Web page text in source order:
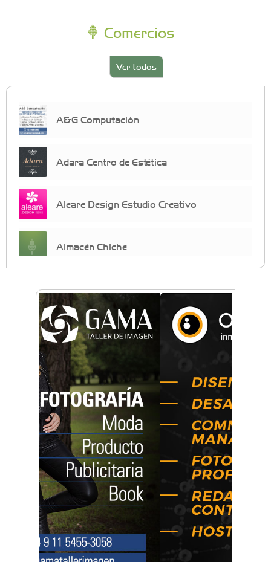
Comercios
Ver todos
A&G Computación
Adara Centro de Estética
Aleare Design Estudio Creativo
Almacén Chiche
crecimiento personal
Arq. Horacio Alejandro Sánchez
Artística ApasionArte
Artística Catalina
Artística Veral
BAIC Ramos Mejía
Brisé Estudio de Danzas